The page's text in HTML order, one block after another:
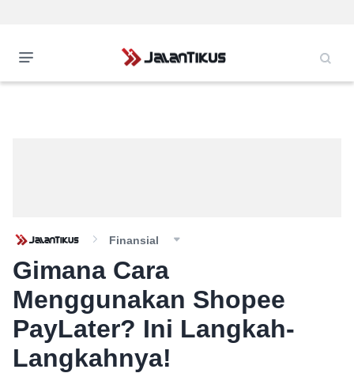
Finansial
Gimana Cara
Menggunakan Shopee
PayLater? Ini Langkah-
Langkahnya!